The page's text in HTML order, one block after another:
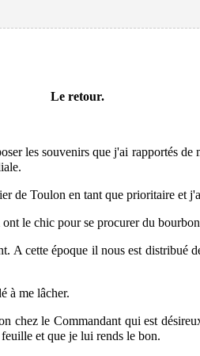
Le retour.
les souvenirs que j'ai rapportés
de Toulon en tant que prioritaire et
le chic pour se procurer du
cette époque il nous est distribué
à me lâcher.
chez le Commandant qui est
et que je lui rends le bon.